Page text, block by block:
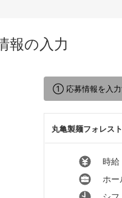
報の入力
① 応募情報を入力
丸亀製麺フォレス
時給
ホー